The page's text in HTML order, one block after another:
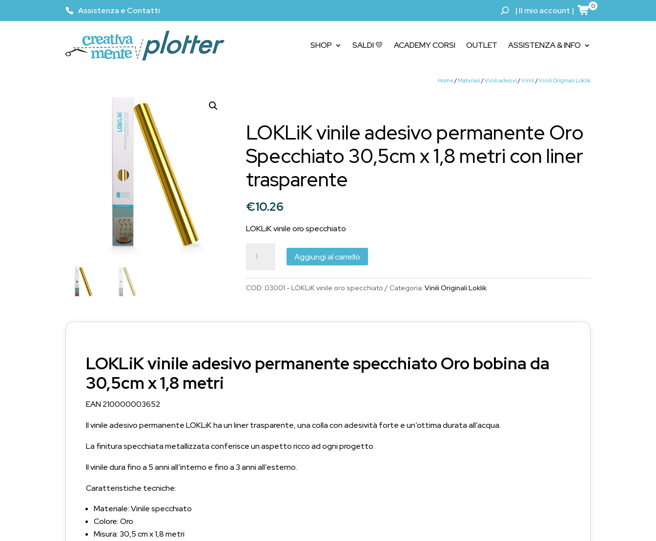
Assistenza e Contatti | Il mio account | 0
SHOP SALDI 💛 ACADEMY CORSI OUTLET ASSISTENZA & INFO
Home / Materiali /Vinili adesivi /Vinili /Vinili Originali Loklik
LOKLiK vinile adesivo permanente Oro
Specchiato 30,5cm x 1,8 metri con liner
trasparente
€10.26
LOKLiK vinile oro specchiato
vinile
adesivo
permanente
metri
quantità
Aggiungi al carrello
COD: 03001 - LOKLiK vinile oro specchiato Categoria: Vinili Originali Loklik
LOKLiK vinile adesivo permanente specchiato Oro bobina da
30,5cm x 1,8 metri
EAN 210000003652
Il vinile adesivo permanente LOKLiK ha un liner trasparente, una colla con adesività forte e un’ottima durata all’acqua.
La finitura specchiata metallizzata conferisce un aspetto ricco ad ogni progetto.
Il vinile dura fino a 5 anni all’interno e fino a 3 anni all’esterno.
Caratteristiche tecniche:
Materiale: Vinile specchiato
Colore: Oro
Misura: 30,5 cm x 1,8 metri